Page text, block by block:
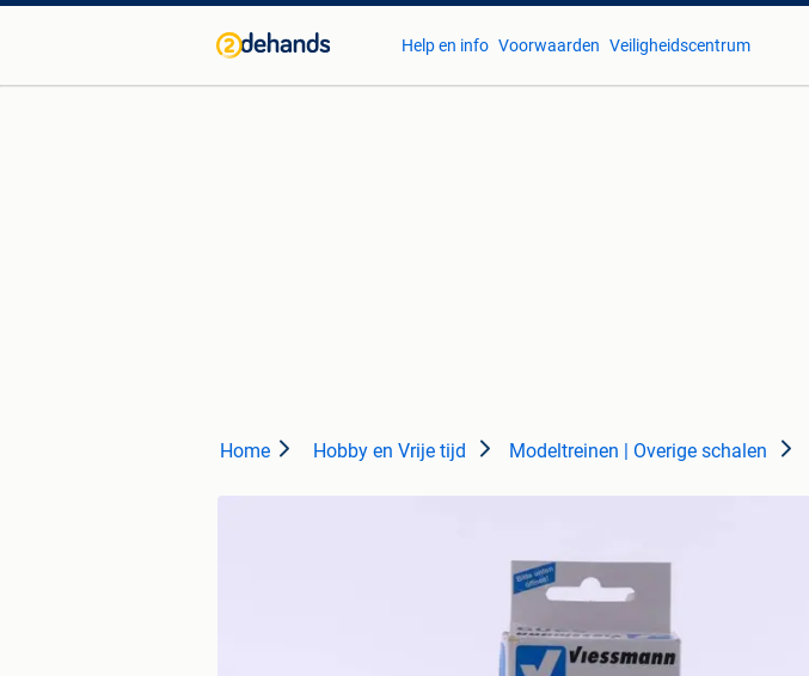
Help en info Voorwaarden Veiligheidscentrum
Home Hobby en Vrije tijd Modeltreinen | Overige schalen